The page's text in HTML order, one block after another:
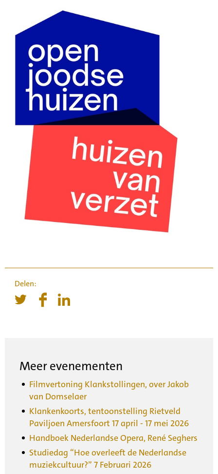
Meer evenementen
Filmvertoning Klankstollingen, over Jakob
van Domselaer
Klankenkoorts, tentoonstelling Rietveld
Paviljoen Amersfoort 17 april - 17 mei 2026
Handboek Nederlandse Opera, René Seghers
Studiedag “Hoe overleeft de Nederlandse
muziekcultuur?” 7 Februari 2026